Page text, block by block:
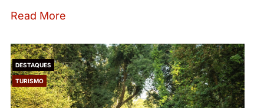
Read More
DESTAQUES
TURISMO